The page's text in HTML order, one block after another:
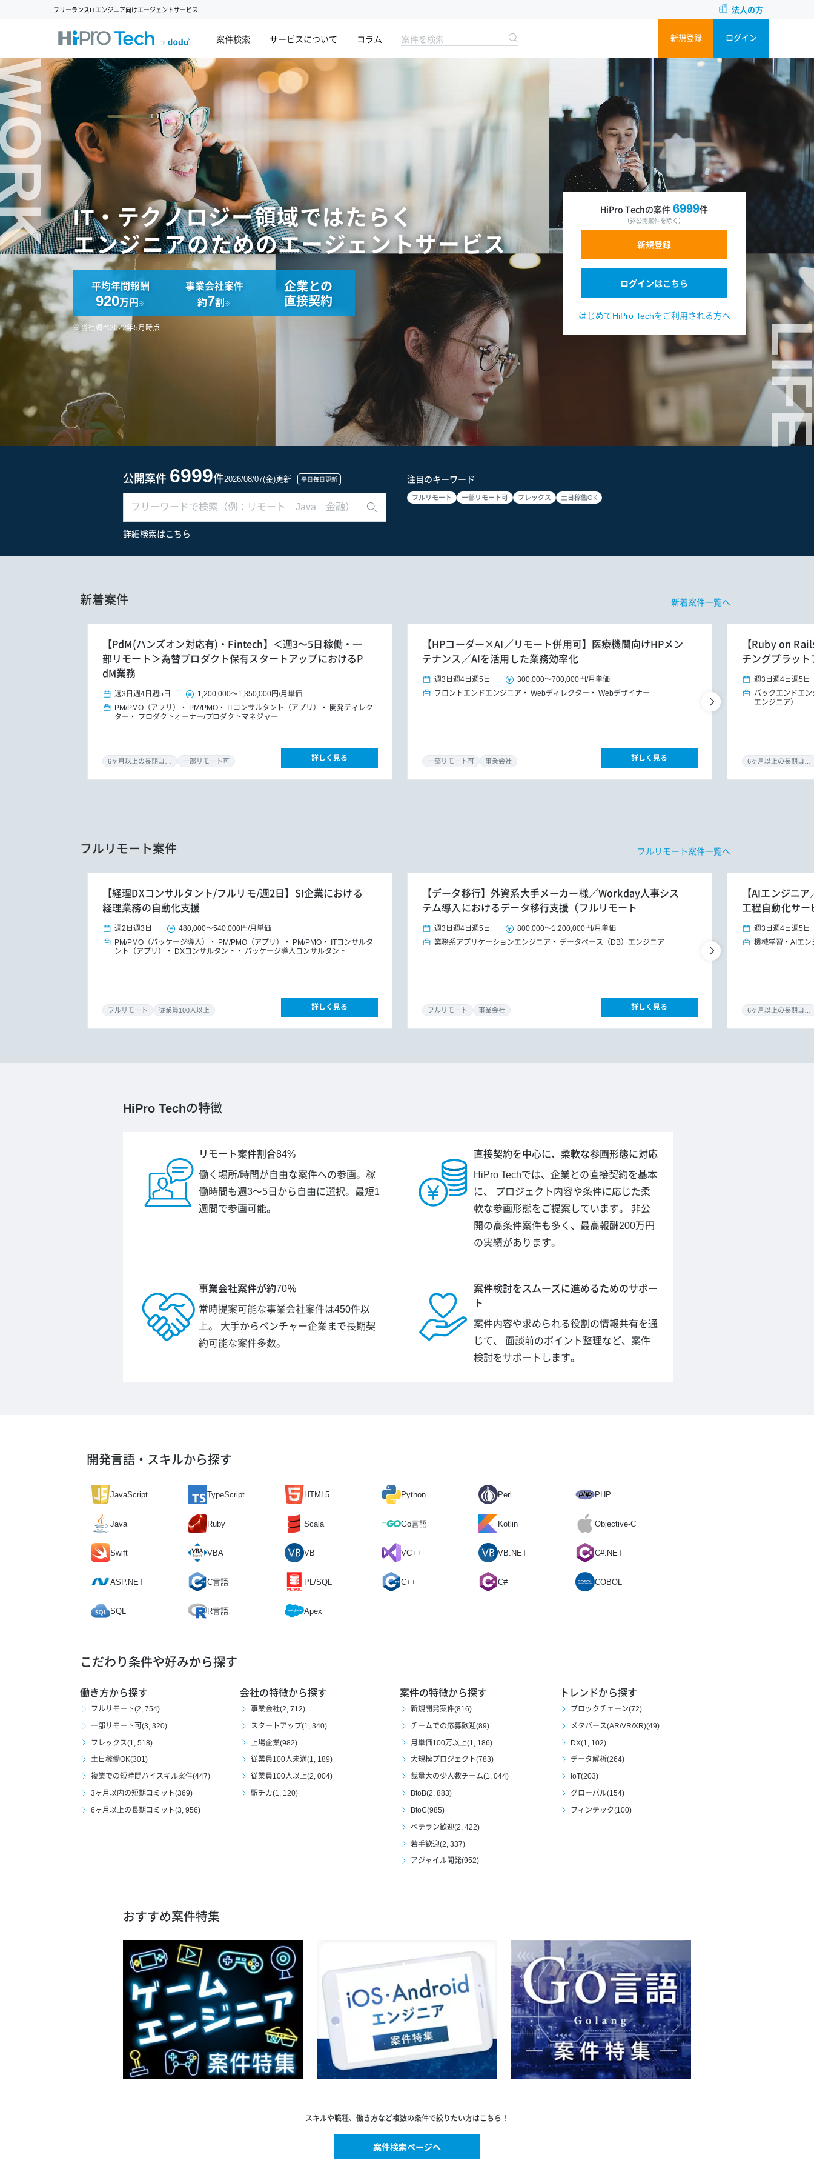
フリーランスITエンジニア向けエージェントサービス 法人の方
新規登録 ログイン
案件検索 サービスについて コラム
IT・テクノロジー領域ではたらく
エンジニアのためのエージェントサービス
平均年間報酬
920万円 ※
事業会社案件
約7割 ※
企業との
直接契約
※当社調べ2022年5月時点
HiPro Techの案件 6999件
（非公開案件を除く）
新規登録
ログインはこちら
はじめてHiPro Techをご利用される方へ
公開案件 6999件2026/08/07(金)更新 平日毎日更新
詳細検索はこちら
注目のキーワード
フルリモート 一部リモート可 フレックス 土日稼働OK
新着案件 新着案件一覧へ
【PdM(ハンズオン対応有)・Fintech】＜週3～5日稼働・一
部リモート＞為替プロダクト保有スタートアップにおけるP
dM業務
週3日 週4日 週5日 1,200,000～1,350,000円/月単価
PM/PMO（アプリ）
PM/PMO ITコンサルタント（アプリ）
開発ディレク
ター
プロダクトオーナー/プロダクトマネジャー
一部リモート可 詳しく見る
【HPコーダー×AI／リモート併用可】医療機関向けHPメン
テナンス／AIを活用した業務効率化
週3日 週4日 週5日 300,000～700,000円/月単価
フロントエンドエンジニア
Webディレクター Webデザイナー
一部リモート可 事業会社 詳しく見る
【Ruby on
チングプラッ
週3日 週4日 週5日
バックエンドエン
エンジニア）
フルリモート案件 フルリモート案件一覧へ
【経理DXコンサルタント/フルリモ/週2日】SI企業における
経理業務の自動化支援
週2日 週3日 480,000～540,000円/月単価
PM/PMO（パッケージ導入）
PM/PMO（アプリ） PM/PMO
ITコンサルタ
ント（アプリ）
DXコンサルタント パッケージ導入コンサルタント
フルリモート 従業員100人以上 詳しく見る
【データ移行】外資系大手メーカー様／Workday人事シス
テム導入におけるデータ移行支援（フルリモート
週3日 週4日 週5日 800,000～1,200,000円/月単価
業務系アプリケーションエンジニア
データベース（DB）エンジニア
フルリモート 事業会社 詳しく見る
【AIエンジニ
工程自動化サ
週3日 週4日 週5日
機械学習・AIエン
HiPro Techの特徴
リモート案件割合84%
働く場所/時間が自由な案件への参画。稼
働時間も週3～5日から自由に選択。最短1
週間で参画可能。
直接契約を中心に、柔軟な参画形態に対応
HiPro Techでは、企業との直接契約を基本
に、 プロジェクト内容や条件に応じた柔
軟な参画形態をご提案しています。 非公
開の高条件案件も多く、最高報酬200万円
の実績があります。
事業会社案件が約70％
常時提案可能な事業会社案件は450件以
上。 大手からベンチャー企業まで長期契
約可能な案件多数。
案件検討をスムーズに進めるためのサポー
ト
案件内容や求められる役割の情報共有を通
じて、 面談前のポイント整理など、案件
検討をサポートします。
開発言語・スキルから探す
JavaScript TypeScript HTML5 Python Perl PHP
Java Ruby Scala Go言語 Kotlin Objective-C
Swift VBA VB VC++ VB.NET C#.NET
ASP.NET C言語 PL/SQL C++ C# COBOL
SQL R言語 Apex
こだわり条件や好みから探す
働き方から探す
フルリモート(2, 754)
一部リモート可(3, 320)
フレックス(1, 518)
土日稼働OK(301)
複業での短時間ハイスキル案件(447)
3ヶ月以内の短期コミット(369)
6ヶ月以上の長期コミット(3, 956)
会社の特徴から探す
事業会社(2, 712)
スタートアップ(1, 340)
上場企業(982)
従業員100人未満(1, 189)
従業員100人以上(2, 004)
駅チカ(1, 120)
案件の特徴から探す
新規開発案件(816)
チームでの応募歓迎(89)
月単価100万以上(1, 186)
大規模プロジェクト(783)
裁量大の少人数チーム(1, 044)
BtoB(2, 883)
BtoC(985)
ベテラン歓迎(2, 422)
若手歓迎(2, 337)
アジャイル開発(952)
トレンドから探す
ブロックチェーン(72)
メタバース(AR/VR/XR)(49)
DX(1, 102)
データ解析(264)
IoT(203)
グローバル(154)
フィンテック(100)
おすすめ案件特集
スキルや職種、働き方など複数の条件で絞りたい方はこちら！
案件検索ページへ